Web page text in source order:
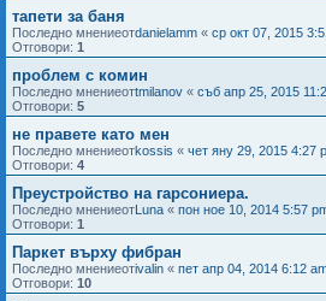
тапети за баня
Последно мнениеотdanielamm « ср окт 07, 2015
Отговори: 1
проблем с комин
Последно мнениеотtmilanov « съб апр 25, 2015
Отговори: 5
не правете като мен
Последно мнениеотkossis « чет яну 29, 2015 4:27
Отговори: 4
Преустройство на гарсониера.
Последно мнениеотLuna « пон ное 10, 2014 5:57
Отговори: 1
Паркет върху фибран
Последно мнениеотivalin « пет апр 04, 2014 6:12
Отговори: 10